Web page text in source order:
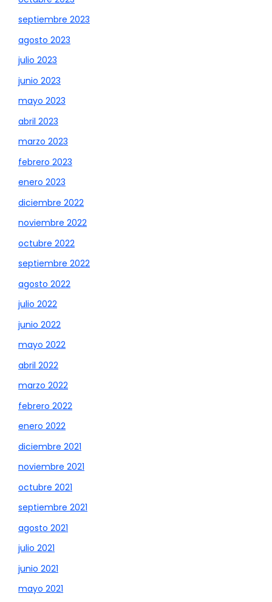
septiembre 2023
agosto 2023
julio 2023
junio 2023
mayo 2023
abril 2023
marzo 2023
febrero 2023
enero 2023
diciembre 2022
noviembre 2022
octubre 2022
septiembre 2022
agosto 2022
julio 2022
junio 2022
mayo 2022
abril 2022
marzo 2022
febrero 2022
enero 2022
diciembre 2021
noviembre 2021
octubre 2021
septiembre 2021
agosto 2021
julio 2021
junio 2021
mayo 2021